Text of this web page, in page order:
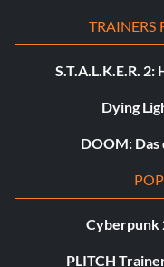
TRAINERS
S.T.A.L.K.E.R.
Dying
DOOM:
Cyberpunk
PLITCH